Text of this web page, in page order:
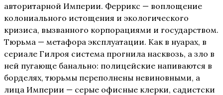
авторитарной Империи. Феррикс — воплощение
колониального истощения и экологического
кризиса, вызванного корпорациями и государством.
Тюрьма — метафора эксплуатации. Как в нуарах, в
сериале Гилроя система прогнила насквозь, а зло в
ней пугающе банально: полицейские напиваются в
борделях, тюрьмы переполнены невиновными, а
лица Империи — серые офисные клерки, садистски